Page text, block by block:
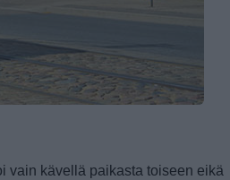
vain kävellä paikasta toiseen eikä